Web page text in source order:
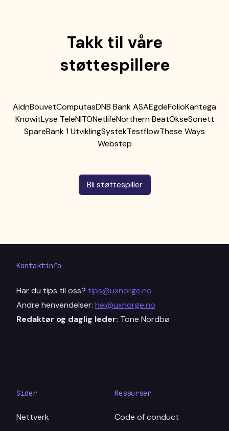
Takk til våre
støttespillere
AidnBouvetComputasDNB Bank ASAEgdeFolioKantega
KnowitLyse TeleNITONetlifeNorthern BeatOkseSonett
SpareBank 1 UtviklingSystekTestflowThese Ways
Webstep
Bli støttespiller
Kontaktinfo
Har du tips til oss? tips@uxnorge.no
Andre henvendelser: hei@uxnorge.no
Redaktør og daglig leder: Tone Nordbø
Sider
Nettverk
Ressurser
Code of conduct